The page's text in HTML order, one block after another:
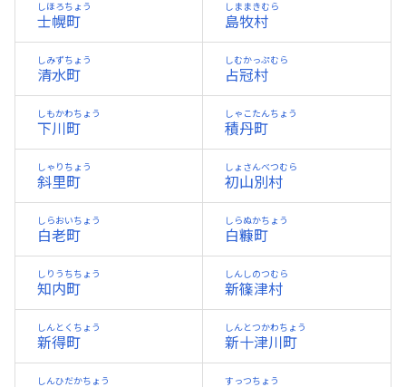
士幌町
しほろちょう
島牧村
しままきむら
清水町
しみずちょう
占冠村
しむかっぷむら
下川町
しもかわちょう
積丹町
しゃこたんちょう
斜里町
しゃりちょう
初山別村
しょさんべつむら
白老町
しらおいちょう
白糠町
しらぬかちょう
知内町
しりうちちょう
新篠津村
しんしのつむら
新得町
しんとくちょう
新十津川町
しんとつかわちょう
しんひだかちょう すっつちょう